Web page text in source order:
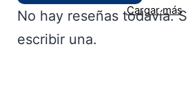
Cargar más
No hay reseñas todavía.
escribir una.